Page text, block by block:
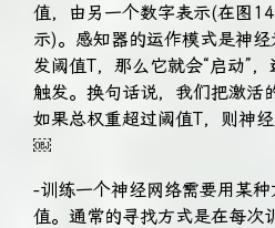
值，由另一个数字表示(在图
示)。感知器的运作模式是神
发阈值T，那么它就会“启动”
触发。换句话说，我们把激活
如果总权重超过阈值T，则神经
￼
-训练一个神经网络需要用某
值。通常的寻找方式是在每次